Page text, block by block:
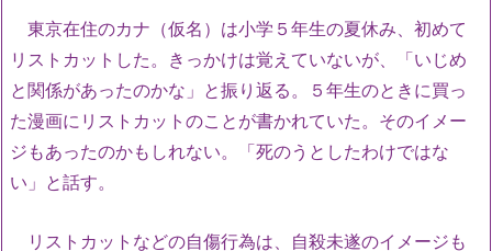
東京在住のカナ（仮名）は小学５年生の夏休み、初めて
リストカットした。きっかけは覚えていないが、「いじめ
と関係があったのかな」と振り返る。５年生のときに買っ
た漫画にリストカットのことが書かれていた。そのイメー
ジもあったのかもしれない。「死のうとしたわけではな
い」と話す。
リストカットなどの自傷行為は、自殺未遂のイメージも